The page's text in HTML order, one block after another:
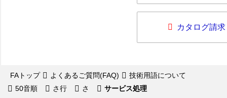
カタログ請求
FAトップ よくあるご質問(FAQ)
技術用語について
50音順
さ行 さ サービス処理